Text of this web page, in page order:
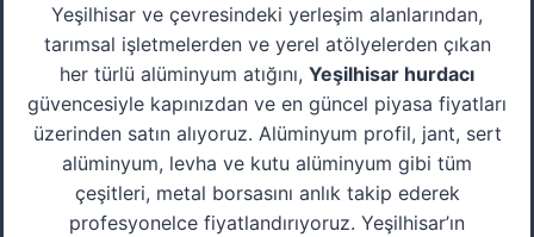
Yeşilhisar ve çevresindeki yerleşim alanlarından,
tarımsal işletmelerden ve yerel atölyelerden çıkan
her türlü alüminyum atığını, Yeşilhisar hurdacı
güvencesiyle kapınızdan ve en güncel piyasa fiyatları
üzerinden satın alıyoruz. Alüminyum profil, jant, sert
alüminyum, levha ve kutu alüminyum gibi tüm
çeşitleri, metal borsasını anlık takip ederek
profesyonelce fiyatlandırıyoruz. Yeşilhisar’ın